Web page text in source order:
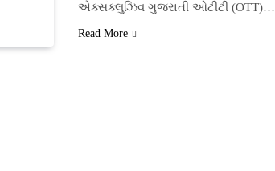
એક્સક્લુઝિવ ગુજરાતી ઓટીટી (OTT)…
Read More